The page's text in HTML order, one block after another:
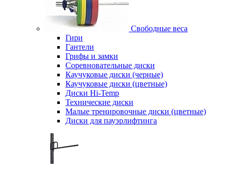
Свободные веса
Гири
Гантели
Грифы и замки
Соревновательные диски
Каучуковые диски (черные)
Каучуковые диски (цветные)
Диски Hi-Temp
Технические диски
Малые тренировочные диски (цветные)
Диски для пауэрлифтинга